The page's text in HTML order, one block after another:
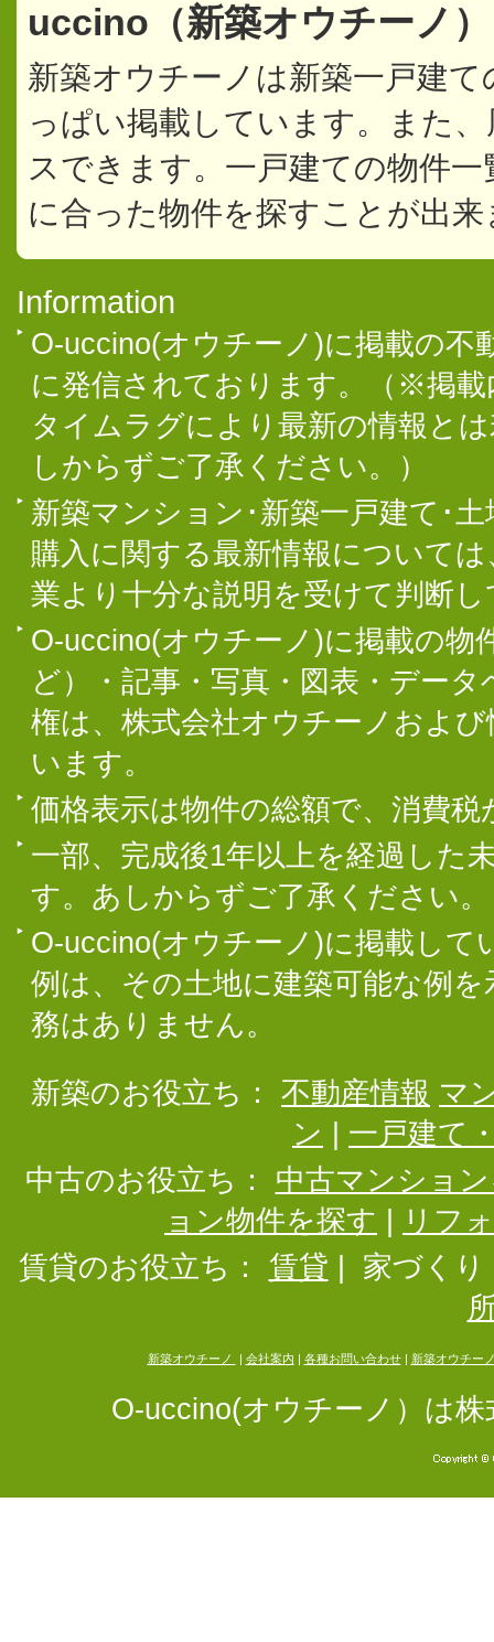
uccino（新築オウチーノ
新築オウチーノは新築一戸建
っぱい掲載しています。また
スできます。一戸建ての物件
に合った物件を探すことが出来
Information
O-uccino(オウチーノ)に掲載の不
に発信されております。（※掲
タイムラグにより最新の情報と
しからずご了承ください。）
新築マンション･新築一戸建て･
購入に関する最新情報について
業より十分な説明を受けて判断
O-uccino(オウチーノ)に掲載の物
ど）・記事・写真・図表・デー
権は、株式会社オウチーノおよ
います。
価格表示は物件の総額で、消費
一部、完成後1年以上を経過した
す。あしからずご了承ください。
O-uccino(オウチーノ)に掲載して
例は、その土地に建築可能な例
務はありません。
新築のお役立ち： 不動産情報 マ
ン
一戸建て
中古のお役立ち：
中古マンショ
ョン物件を探す
リフ
賃貸のお役立ち：
賃貸
家づくり
新築オウチーノ 会社案内 各種お問い合わせ| 新築オウチー
O-uccino(オウチーノ）は